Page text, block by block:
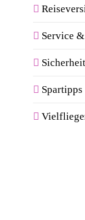
Service
Spartipps